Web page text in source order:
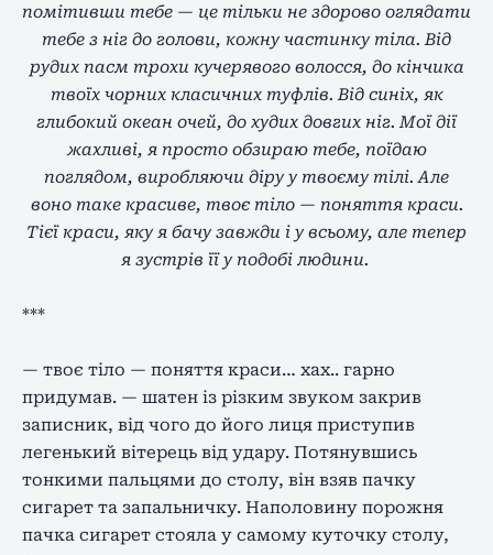
помітивши тебе — це тільки не здорово оглядати
тебе з ніг до голови, кожну частинку тіла. Від
рудих пасм трохи кучерявого волосся, до кінчика
твоїх чорних класичних туфлів. Від синіх, як
глибокий океан очей, до худих довгих ніг. Мої дії
жахливі, я просто обзираю тебе, поїдаю
поглядом, виробляючи діру у твоєму тілі. Але
воно таке красиве, твоє тіло — поняття краси.
Тієї краси, яку я бачу завжди і у всьому, але тепер
я зустрів її у подобі людини.
***
— твоє тіло — поняття краси… хах.. гарно
придумав. — шатен із різким звуком закрив
записник, від чого до його лиця приступив
легенький вітерець від удару. Потянувшись
тонкими пальцями до столу, він взяв пачку
сигарет та запальничку. Наполовину порожня
пачка сигарет стояла у самому куточку столу,